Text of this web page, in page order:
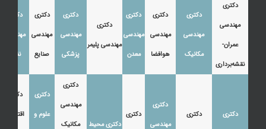
دکتری
مهندسی
عمران-
نقشه‌برداری
دکتری
مهندسی
مکانیک
دکتری
مهندسی
هوافضا
دکتری
مهندسی
معدن
دکتری
مهندسی پلیمر
دکتری
مهندسی
پزشکی
دکتری
مهندسی
صنایع
دکتری
مهندسی
نفت
دکتری دکتری
دکتری
مهندسی
دکتری
دکتری محیط
دکتری
مهندسی
مکانیک
دکتری
علوم و
دکتری
اقتصاد،